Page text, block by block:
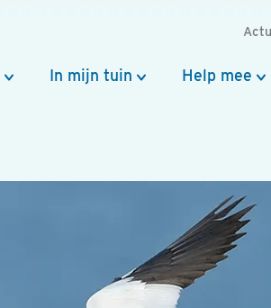
In mijn tuin Help mee